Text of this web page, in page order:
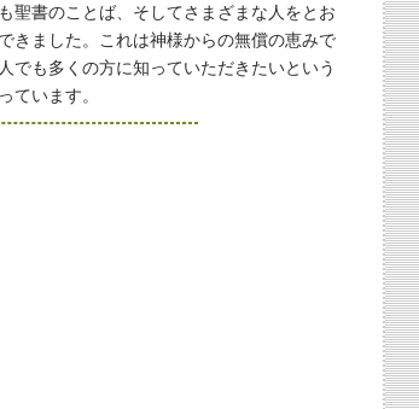
聖書のことば、そしてさまざまな人をとお
きました。これは神様からの無償の恵みで
でも多くの方に知っていただきたいという
ています。